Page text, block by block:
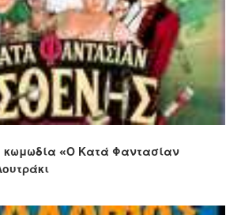
κωμωδία «Ο Κατά Φαντασίαν